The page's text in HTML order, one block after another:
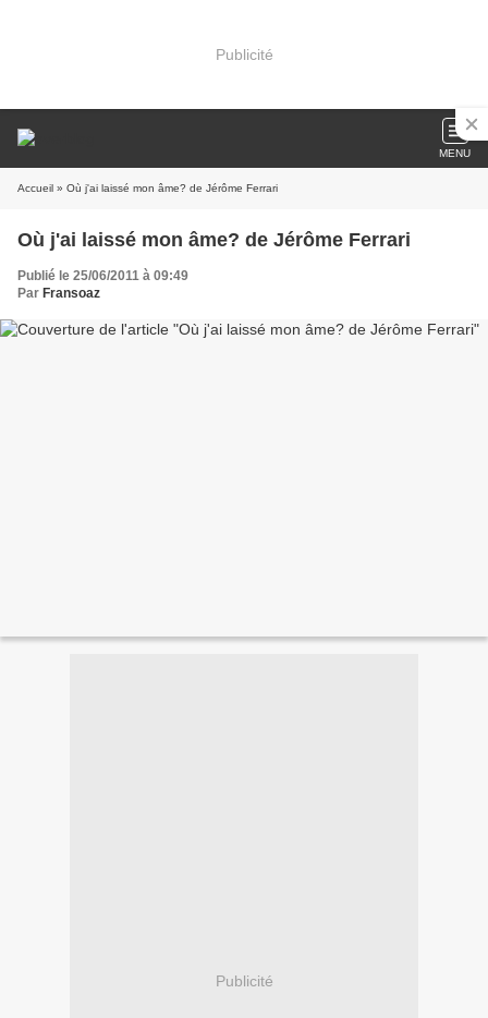
Publicité
MENU
Accueil » Où j'ai laissé mon âme? de Jérôme Ferrari
Où j'ai laissé mon âme? de Jérôme Ferrari
Publié le 25/06/2011 à 09:49
Par Fransoaz
Publicité